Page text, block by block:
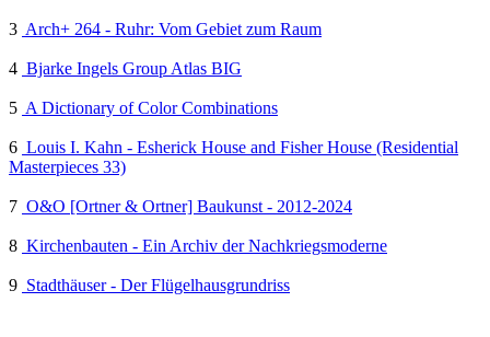
3 Arch+ 264 - Ruhr: Vom Gebiet zum Raum
4 Bjarke Ingels Group Atlas BIG
5 A Dictionary of Color Combinations
6 Louis I. Kahn - Esherick House and Fisher House (Residential
Masterpieces 33)
7 O&O [Ortner & Ortner] Baukunst - 2012-2024
8 Kirchenbauten - Ein Archiv der Nachkriegsmoderne
9 Stadthäuser - Der Flügelhausgrundriss